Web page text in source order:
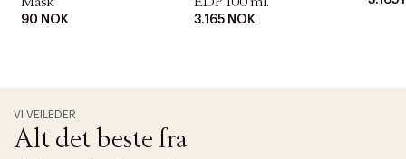
90 NOK 3.165 NOK
VI VEILEDER
Alt det beste fra